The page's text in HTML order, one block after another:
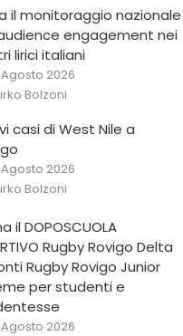
il monitoraggio nazionale
engagement nei
lirici italiani
2026
Bolzoni
casi di West Nile a
2026
Bolzoni
il DOPOSCUOLA
Rugby Rovigo Delta
Rugby Rovigo Junior
per studenti e
2026